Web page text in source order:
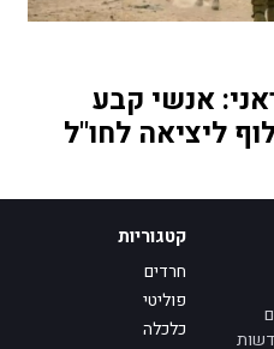
אנשי קבע
ליציאה לחו"ל
קטגוריות
חרדים
פוליטי
כלכלה